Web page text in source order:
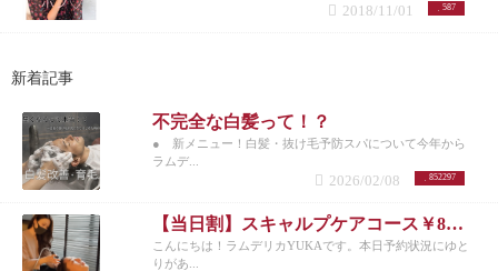
587
2018/11/01
新着記事
不完全な白髪って！？
● 新メニュー！白髪・抜け毛予防スパについて今年から
ラムデ...
852297
2026/02/08
【当日割】スキャルプケアコース￥8200
こんにちは！ラムデリカYUKAです。本日予約状況にゆと
りがあ...